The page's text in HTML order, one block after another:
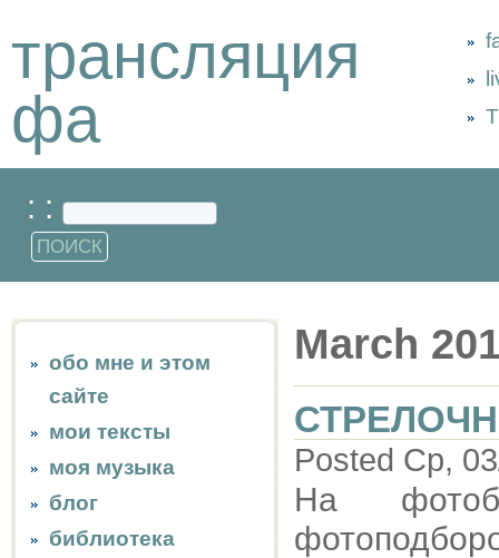
трансляция
фа
: :
обо мне и этом
сайте
мои тексты
моя музыка
блог
библиотека
March
Posted Ср,
На